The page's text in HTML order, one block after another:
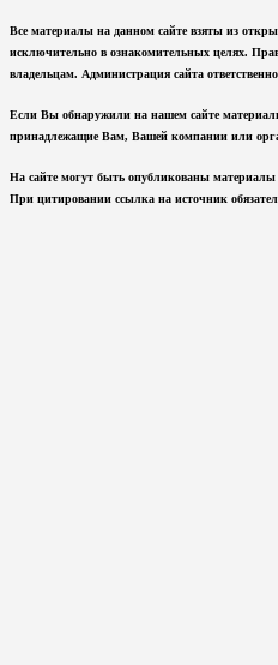
Все материалы на данном сайте взяты из
исключительно в ознакомительных целях.
владельцам. Администрация сайта
Если Вы обнаружили на нашем сайте
принадлежащие Вам, Вашей компании или
На сайте могут быть опубликованы материалы
При цитировании ссылка на источник